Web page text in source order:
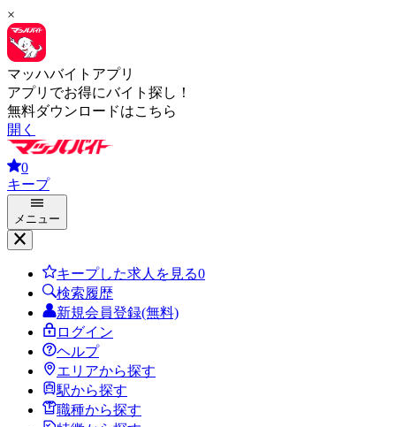
×
マッハバイトアプリ
アプリでお得にバイト探し！
無料ダウンロードはこちら
開く
0
キープ
メニュー
キープした求人を見る0
検索履歴
新規会員登録(無料)
ログイン
ヘルプ
エリアから探す
駅から探す
職種から探す